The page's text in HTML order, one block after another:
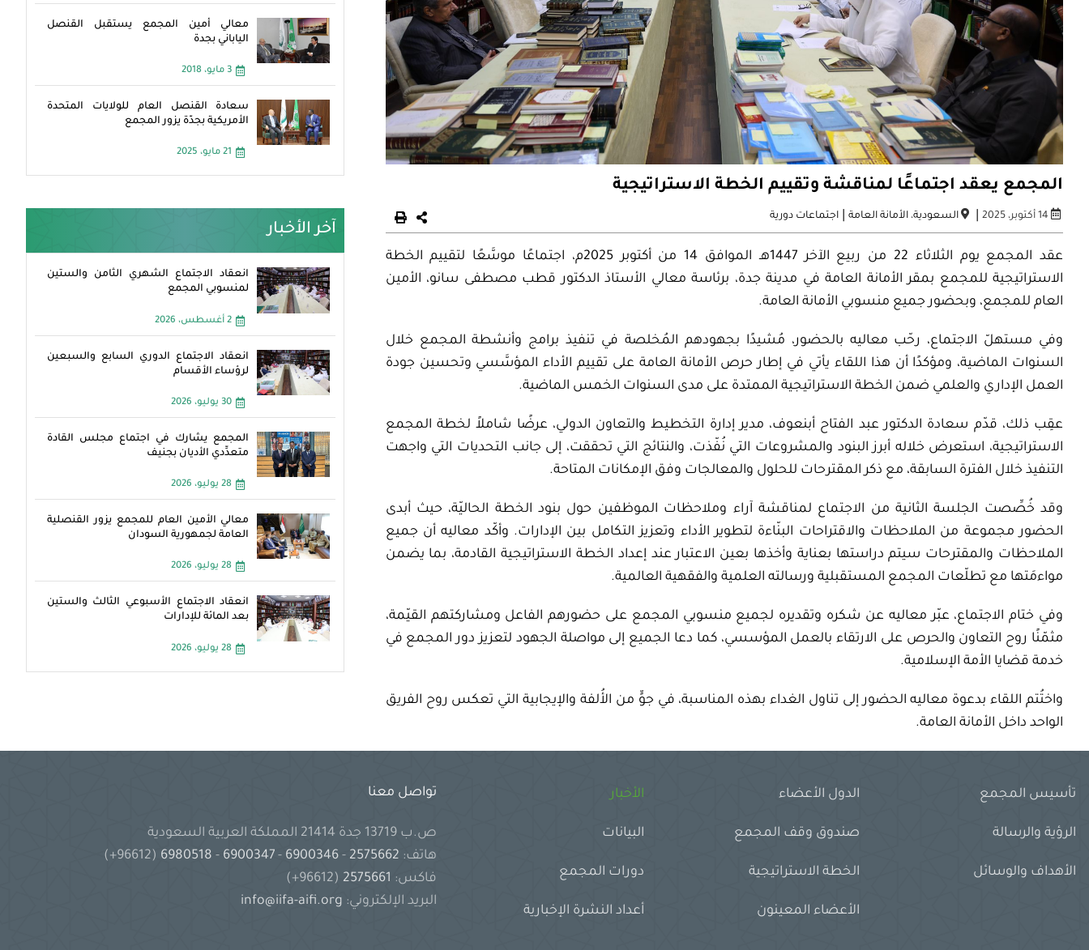
المجمع يعقد اجتماعًا لمناقشة وتقييم الخطة الاستراتيجية
14 أكتوبر، 2025 | السعودية، الأمانة العامة| اجتماعات دورية
عقد المجمع يوم الثلاثاء 22 من ربيع الآخر 1447هـ الموافق 14 من أكتوبر 2025م، اجتماعًا موسَّعًا لتقييم الخطة
الاستراتيجية للمجمع بمقر الأمانة العامة في مدينة جدة، برئاسة معالي الأستاذ الدكتور قطب مصطفى سانو، الأمين
العام للمجمع، وبحضور جميع منسوبي الأمانة العامة.
وفي مستهلّ الاجتماع، رحّب معاليه بالحضور، مُشيدًا بجهودهم المُخلصة في تنفيذ برامج وأنشطة المجمع خلال
السنوات الماضية، ومؤكدًا أن هذا اللقاء يأتي في إطار حرص الأمانة العامة على تقييم الأداء المؤسَّسي وتحسين جودة
العمل الإداري والعلمي ضمن الخطة الاستراتيجية الممتدة على مدى السنوات الخمس الماضية.
عقِب ذلك، قدّم سعادة الدكتور عبد الفتاح أبنعوف، مدير إدارة التخطيط والتعاون الدولي، عرضًا شاملاً لخطة المجمع
الاستراتيجية، استعرض خلاله أبرز البنود والمشروعات التي نُفّذت، والنتائج التي تحققت، إلى جانب التحديات التي واجهت
التنفيذ خلال الفترة السابقة، مع ذكر المقترحات للحلول والمعالجات وفق الإمكانات المتاحة.
وقد خُصِّصت الجلسة الثانية من الاجتماع لمناقشة آراء وملاحظات الموظفين حول بنود الخطة الحاليّة، حيث أبدى
الحضور مجموعة من الملاحظات والاقتراحات البنّاءة لتطوير الأداء وتعزيز التكامل بين الإدارات. وأكّد معاليه أن جميع
الملاحظات والمقترحات سيتم دراستها بعناية وأخذها بعين الاعتبار عند إعداد الخطة الاستراتيجية القادمة، بما يضمن
مواءمَتها مع تطلّعات المجمع المستقبلية ورسالته العلمية والفقهية العالمية.
وفي ختام الاجتماع، عبّر معاليه عن شكره وتقديره لجميع منسوبي المجمع على حضورهم الفاعل ومشاركتهم القيّمة،
مثمّنًا روح التعاون والحرص على الارتقاء بالعمل المؤسسي، كما دعا الجميع إلى مواصلة الجهود لتعزيز دور المجمع في
خدمة قضايا الأمة الإسلامية.
واختُتم اللقاء بدعوة معاليه الحضور إلى تناول الغداء بهذه المناسبة، في جوٍّ من الأُلفة والإيجابية التي تعكس روح الفريق
الواحد داخل الأمانة العامة.
معالي أمين المجمع يستقبل القنصل
الياباني بجدة
3 مايو، 2018
سعادة القنصل العام للولايات المتحدة
الأمريكية بجدّة يزور المجمع
21 مايو، 2025
آخر الأخبار
انعقاد الاجتماع الشهري الثامن والستين
لمنسوبي المجمع
2 أغسطس، 2026
انعقاد الاجتماع الدوري السابع والسبعين
لرؤساء الأقسام
30 يوليو، 2026
المجمع يشارك في اجتماع مجلس القادة
متعدِّدي الأديان بجنيف
28 يوليو، 2026
معالي الأمين العام للمجمع يزور القنصلية
العامة لجمهورية السودان
28 يوليو، 2026
انعقاد الاجتماع الأسبوعي الثالث والستين
بعد المائة للإدارات
28 يوليو، 2026
تأسيس المجمع
الرؤية والرسالة
الأهداف والوسائل
الدول الأعضاء
صندوق وقف المجمع
الخطة الاستراتيجية
الأعضاء المعينون
الأخبار
البيانات
دورات المجمع
أعداد النشرة الإخبارية
تواصل معنا
ص.ب 13719 جدة 21414 المملكة العربية السعودية
هاتف:
-
6900346
-
6900347
-
(96612+)
فاكس:
(96612+)
البريد الإلكتروني: info@iifa-aifi.org